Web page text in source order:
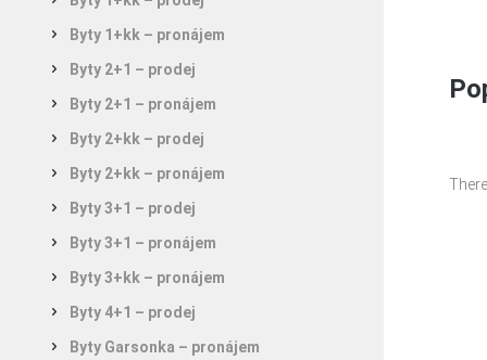
Byty 1+kk – pronájem
Byty 2+1 – prodej
Byty 2+1 – pronájem
Byty 2+kk – prodej
Byty 2+kk – pronájem
Byty 3+1 – prodej
Byty 3+1 – pronájem
Byty 3+kk – pronájem
Byty 4+1 – prodej
Byty Garsonka – pronájem